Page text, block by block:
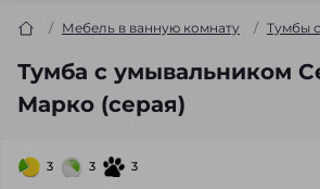
Мебель в ванную комнату Тумбы
Тумба с умывальником
Марко (серая)
3 3 3